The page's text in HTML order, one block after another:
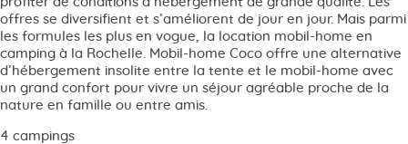
offres se diversifient et s’améliorent de jour en jour. Mais parmi
les formules les plus en vogue, la location mobil-home en
camping à la Rochelle. Mobil-home Coco offre une alternative
d’hébergement insolite entre la tente et le mobil-home avec
un grand confort pour vivre un séjour agréable proche de la
nature en famille ou entre amis.
4 campings